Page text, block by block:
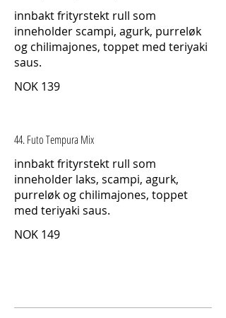
innbakt frityrstekt rull som
inneholder scampi, agurk, purreløk
og chilimajones, toppet med teriyaki
saus.
NOK 139
44. Futo Tempura Mix
innbakt frityrstekt rull som
inneholder laks, scampi, agurk,
purreløk og chilimajones, toppet
med teriyaki saus.
NOK 149